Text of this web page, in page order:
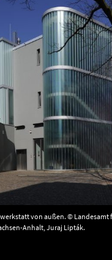
von außen. © Landesamt
Anhalt, Juraj Lipták.